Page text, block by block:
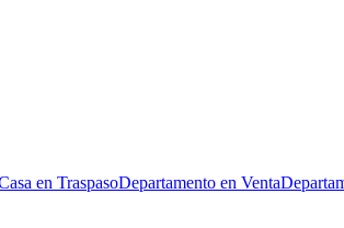
en TraspasoDepartamento en Venta